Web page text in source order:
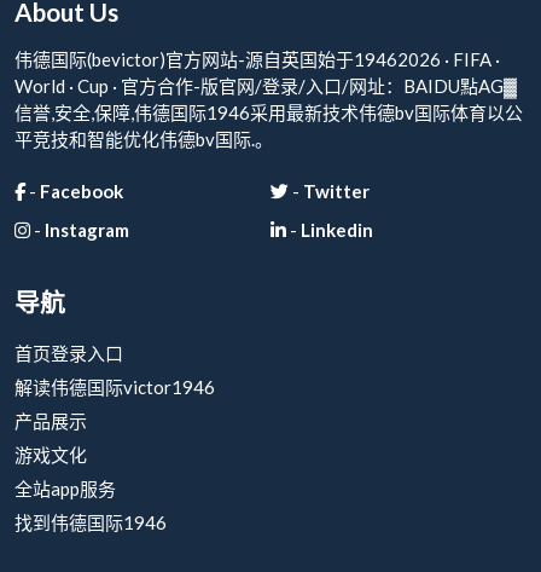
About Us
伟德国际(bevictor)官方网站-源自英国始于19462026 · FIFA ·
World · Cup · 官方合作-版官网/登录/入口/网址：BAIDU點AG▓
信誉,安全,保障,伟德国际1946采用最新技术伟德bv国际体育以公
平竞技和智能优化伟德bv国际.。
- Facebook - Twitter
- Instagram - Linkedin
导航
首页登录入口
解读伟德国际victor1946
产品展示
游戏文化
全站app服务
找到伟德国际1946